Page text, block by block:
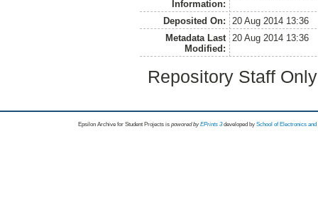
Information:
Deposited On:
20 Aug 2014 13:36
Metadata Last
Modified:
20 Aug 2014 13:36
Repository Staff
Epsilon Archive for Student Projects is powored byEPrints 3 developed by School of Electronics